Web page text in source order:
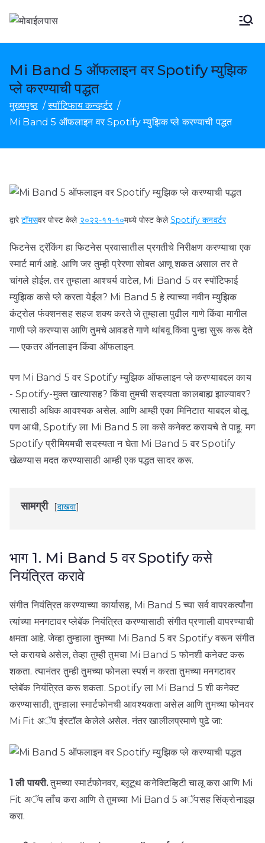
मोबेपास
MobePas स्थान बदलणारा, Android
डेटा पुनर्प्राप्ती आणि मोबाइल हस्तांतरण
Mi Band 5 ऑफलाइन वर Spotify म्युझिक
प्ले करण्याची पद्धत
मुख्यपृष्ठ
स्पॉटिफाय कन्व्हर्टर
Mi Band 5 ऑफलाइन वर Spotify म्युझिक प्ले करण्याची पद्धत
द्वारेटॉमसवर पोस्ट केले २०२२-११-१०मध्ये पोस्ट केलेSpotify कनवर्टर
फिटनेस ट्रॅकिंग हा फिटनेस प्रवासातील प्रगतीचे निरीक्षण करण्याचा एक
स्मार्ट मार्ग आहे. आणि जर तुम्ही प्रेरणा सोबत आणू शकत असाल तर ते
चांगले होईल. तर तुम्हाला आश्चर्य वाटेल, Mi Band 5 वर स्पॉटिफाई
म्युझिक कसे प्ले करता येईल? Mi Band 5 हे त्याच्या नवीन म्युझिक
कंट्रोल फंक्शनसह सहज शक्य करते जे तुम्हाला पुढील गाणे किंवा मागील
गाणी प्ले करण्यास आणि तुमचे आवडते गाणे थांबवू किंवा पुन्हा सुरू करू देते
— एकतर ऑनलाइन किंवा ऑफलाइन.
पण Mi Band 5 वर Spotify म्युझिक ऑफलाइन प्ले करण्याबद्दल काय
- Spotify-मुक्त खात्यासह? किंवा तुमची सदस्यता कालबाह्य झाल्यावर?
त्यासाठी अधिक आवश्यक असेल. आणि आम्ही एका मिनिटात याबद्दल बोलू.
पण आधी, Spotify ला Mi Band 5 ला कसे कनेक्ट करायचे ते पाहू. मग
Spotify प्रीमियमची सदस्यता न घेता Mi Band 5 वर Spotify
खेळण्यास मदत करण्यासाठी आम्ही एक पद्धत सादर करू.
सामग्री दाखवा
भाग 1. Mi Band 5 वर Spotify कसे
नियंत्रित करावे
संगीत नियंत्रित करण्याच्या कार्यासह, Mi Band 5 च्या सर्व वापरकर्त्यांना
त्यांच्या मनगटावर प्लेबॅक नियंत्रित करण्यासाठी संगीत प्रणाली वापरण्याची
क्षमता आहे. जेव्हा तुम्हाला तुमच्या Mi Band 5 वर Spotify वरून संगीत
प्ले करायचे असेल, तेव्हा तुम्ही तुमचा Mi Band 5 फोनशी कनेक्ट करू
शकता. त्यानंतर तुम्ही तुमच्या फोनला स्पर्श न करता तुमच्या मनगटावर
प्लेबॅक नियंत्रित करू शकता. Spotify ला Mi Band 5 शी कनेक्ट
करण्यासाठी, तुम्हाला स्मार्टफोनची आवश्यकता असेल आणि तुमच्या फोनवर
Mi Fit अॅप इंस्टॉल केलेले असेल. नंतर खालीलप्रमाणे पुढे जा:
1 ली पायरी.तुमच्या स्मार्टफोनवर, ब्लूटूथ कनेक्टिव्हिटी चालू करा आणि Mi
Fit अॅप लाँच करा आणि ते तुमच्या Mi Band 5 अॅपसह सिंक्रोनाइझ
करा.